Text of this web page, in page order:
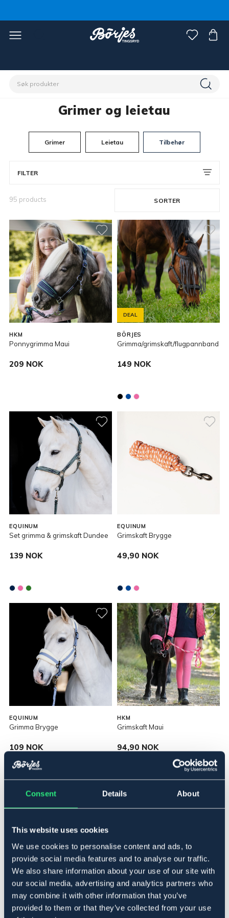
Consent Details About
This website uses cookies
We use cookies to personalise content and ads, to
provide social media features and to analyse our traffic.
We also share information about your use of our site with
our social media, advertising and analytics partners who
may combine it with other information that you’ve
provided to them or that they’ve collected from your use
Grimer og leietau
Grimer Leietau Tilbehør
FILTER
SORTER
95 products
HKM
Ponnygrimma Maui
209 NOK
DEAL
BÖRJES
Grimma/grimskaft/flugpannband
149 NOK
EQUINUM
Set grimma & grimskaft Dundee
139 NOK
EQUINUM
Grimskaft Brygge
49,90 NOK
EQUINUM
Grimma Brygge
109 NOK
HKM
Grimskaft Maui
94,90 NOK
KÄLLQUIST BÖRJES